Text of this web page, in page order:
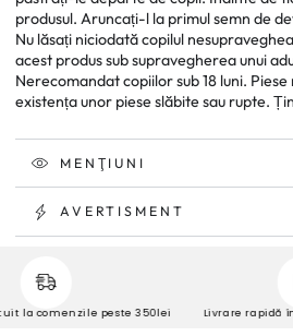
produsul. Aruncați-l la primul semn de
Nu lăsați niciodată copilul
acest produs sub supravegherea unui
Nerecomandat copiilor sub 18 luni.
existența unor piese slăbite sau rupte.
MENŢIUNI
AVERTISMENT
la comenzile peste 350lei Livrare rapidă în